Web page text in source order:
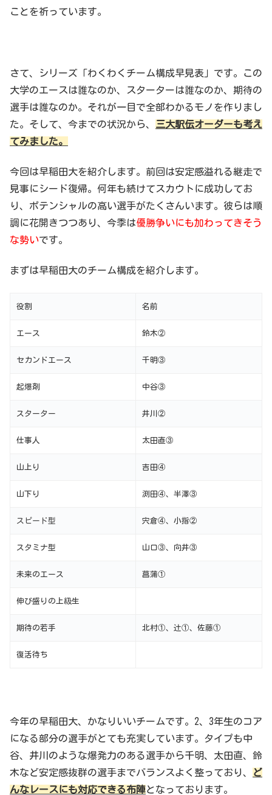
ことを祈っています。
さて、シリーズ「わくわくチーム構成早見表」です。この
大学のエースは誰なのか、スターターは誰なのか、期待の
選手は誰なのか。それが一目で全部わかるモノを作りまし
た。そして、今までの状況から、
三大駅伝オーダーも考え
てみました。
今回は早稲田大を紹介します。前回は安定感溢れる継走で
見事にシード復帰。何年も続けてスカウトに成功してお
り、ポテンシャルの高い選手がたくさんいます。彼らは順
調に花開きつつあり、今季は優勝争いにも加わってきそう
な勢いです。
まずは早稲田大のチーム構成を紹介します。
役割 名前
エース 鈴木②
セカンドエース 千明③
起爆剤 中谷③
スターター 井川②
仕事人 太田直③
山上り 吉田④
山下り 渕田④、半澤③
スピード型 宍倉④、小指②
スタミナ型 山口③、向井③
未来のエース 菖蒲①
伸び盛りの上級生
期待の若手 北村①、辻①、佐藤①
復活待ち
今年の早稲田大、かなりいいチームです。2、3年生のコア
になる部分の選手がとても充実しています。タイプも中
谷、井川のような爆発力のある選手から千明、太田直、鈴
木など安定感抜群の選手までバランスよく整っており、
ど
んなレースにも対応できる布陣となっております。